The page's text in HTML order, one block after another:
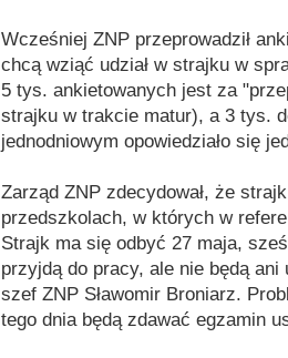
Wcześniej ZNP przeprowadził
chcą wziąć udział w strajku w
5 tys. ankietowanych jest za
strajku w trakcie matur), a 3 tys.
jednodniowym opowiedziało się
Zarząd ZNP zdecydował, że
przedszkolach, w których w
Strajk ma się odbyć 27 maja,
przyjdą do pracy, ale nie będą
szef ZNP Sławomir Broniarz.
tego dnia będą zdawać egzamin